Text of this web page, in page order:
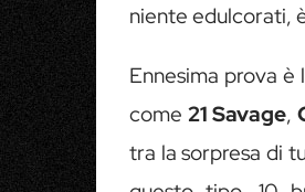
niente edulcorati,
Ennesima prova
come 21 Savage,
tra la sorpresa di